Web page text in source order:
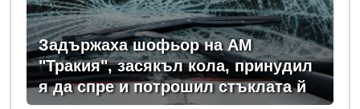
Задържаха шофьор на АМ
"Тракия", засякъл кола, принудил
я да спре и потрошил стъклата й